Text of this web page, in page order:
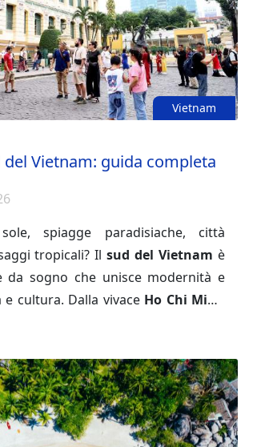
Vietnam
del Vietnam: guida completa
spiagge paradisiache, città
tropicali? Il sud del Vietnam è
da sogno che unisce modernità e
cultura. Dalla vivace Ho Chi Minh
, questa regione offre una diversità
In questa guida completa scoprirai
da sapere per organizzare il tuo
Vietnam: cosa visitare, quando